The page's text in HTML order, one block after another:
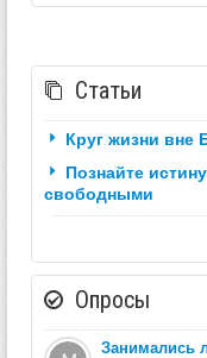
Статьи
Круг жизни вне
Познайте
свободными
Опросы
Занимались